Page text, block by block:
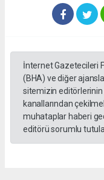
İnternet Gazetecileri
(BHA) ve diğer
sitemizin
kanallarından
muhataplar haberi
editörü sorumlu